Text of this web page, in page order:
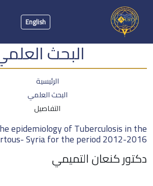
English
البحث
الرئيسية
البحث العلمي
التفاصيل
epidemiology of Tuberculosis in the
Syria for the period 2012-2016
دكتور كنعان التميمي